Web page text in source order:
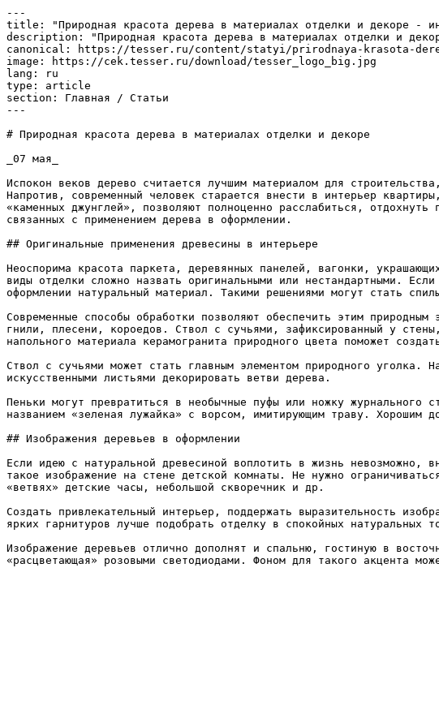
---
title: "Природная красота дерева в материалах отделки и декоре -
description: "Природная красота дерева в материалах отделки и
canonical: https://tesser.ru/content/statyi/prirodnaya-krasota-
image: https://cek.tesser.ru/download/tesser_logo_big.jpg
lang: ru
type: article
section: Главная / Статьи
---
# Природная красота дерева в материалах отделки и декоре
_07 мая_
Испокон веков дерево считается лучшим материалом для
Напротив, современный человек старается внести в интерьер
«каменных джунглей», позволяют полноценно расслабиться,
связанных с применением дерева в оформлении.
## Оригинальные применения древесины в интерьере
Неоспорима красота паркета, деревянных панелей, вагонки,
виды отделки сложно назвать оригинальными или нестандартными.
оформлении натуральный материал. Такими решениями могут стать
Современные способы обработки позволяют обеспечить этим
гнили, плесени, короедов. Ствол с сучьями, зафиксированный у
напольного материала керамогранита природного цвета поможет
Ствол с сучьями может стать главным элементом природного уголка.
искусственными листьями декорировать ветви дерева.
Пеньки могут превратиться в необычные пуфы или ножку
названием «зеленая лужайка» с ворсом, имитирующим траву. Хорошим
## Изображения деревьев в оформлении
Если идею с натуральной древесиной воплотить в жизнь невозможно,
такое изображение на стене детской комнаты. Не нужно
«ветвях» детские часы, небольшой скворечник и др.
Создать привлекательный интерьер, поддержать выразительность
ярких гарнитуров лучше подобрать отделку в спокойных натуральных
Изображение деревьев отлично дополнят и спальню, гостиную в
«расцветающая» розовыми светодиодами. Фоном для такого акцента